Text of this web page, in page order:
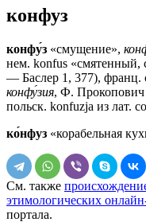
конфуз
конфу́з «смущение»,
нем. konfus
— Баслер 1, 377), франц.
конфу́зия, Ф. Прокопович
польск. konfuzja из лат.
ко́нфуз «корабельная
См. также
этимологических
портала.